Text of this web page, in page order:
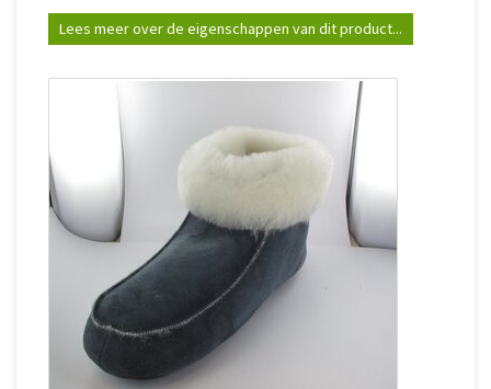
Lees meer over de eigenschappen van dit product...